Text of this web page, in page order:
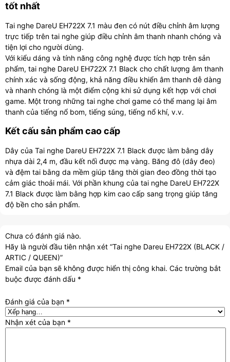
tốt nhất
Tai nghe DareU EH722X 7.1 màu đen có nút điều chỉnh âm lượng
trực tiếp trên tai nghe giúp điều chỉnh âm thanh nhanh chóng và
tiện lợi cho người dùng.
Với kiểu dáng và tính năng công nghệ được tích hợp trên sản
phẩm, tai nghe DareU EH722X 7.1 Black cho chất lượng âm thanh
chính xác và sống động, khả năng điều khiển âm thanh dễ dàng
và nhanh chóng là một điểm cộng khi sử dụng kết hợp với chơi
game. Một trong những tai nghe chơi game có thể mang lại âm
thanh của tiếng nổ bom, tiếng súng, tiếng nổ khí, v.v.
Kết cấu sản phẩm cao cấp
Dây của Tai nghe DareU EH722X 7.1 Black được làm bằng dây
nhựa dài 2,4 m, đầu kết nối được mạ vàng. Băng đô (dây đeo) ​​
và đệm tai bằng da mềm giúp tăng thời gian đeo đồng thời tạo
cảm giác thoải mái. Với phần khung của tai nghe DareU EH722X
7.1 Black được làm bằng hợp kim cao cấp sang trọng giúp tăng
độ bền cho sản phẩm.
Chưa có đánh giá nào.
Hãy là người đầu tiên nhận xét “Tai nghe Dareu EH722X (BLACK /
ARTIC / QUEEN)”
Email của bạn sẽ không được hiển thị công khai. Các trường bắt
buộc được đánh dấu *
Đánh giá của bạn *
Nhận xét của bạn *